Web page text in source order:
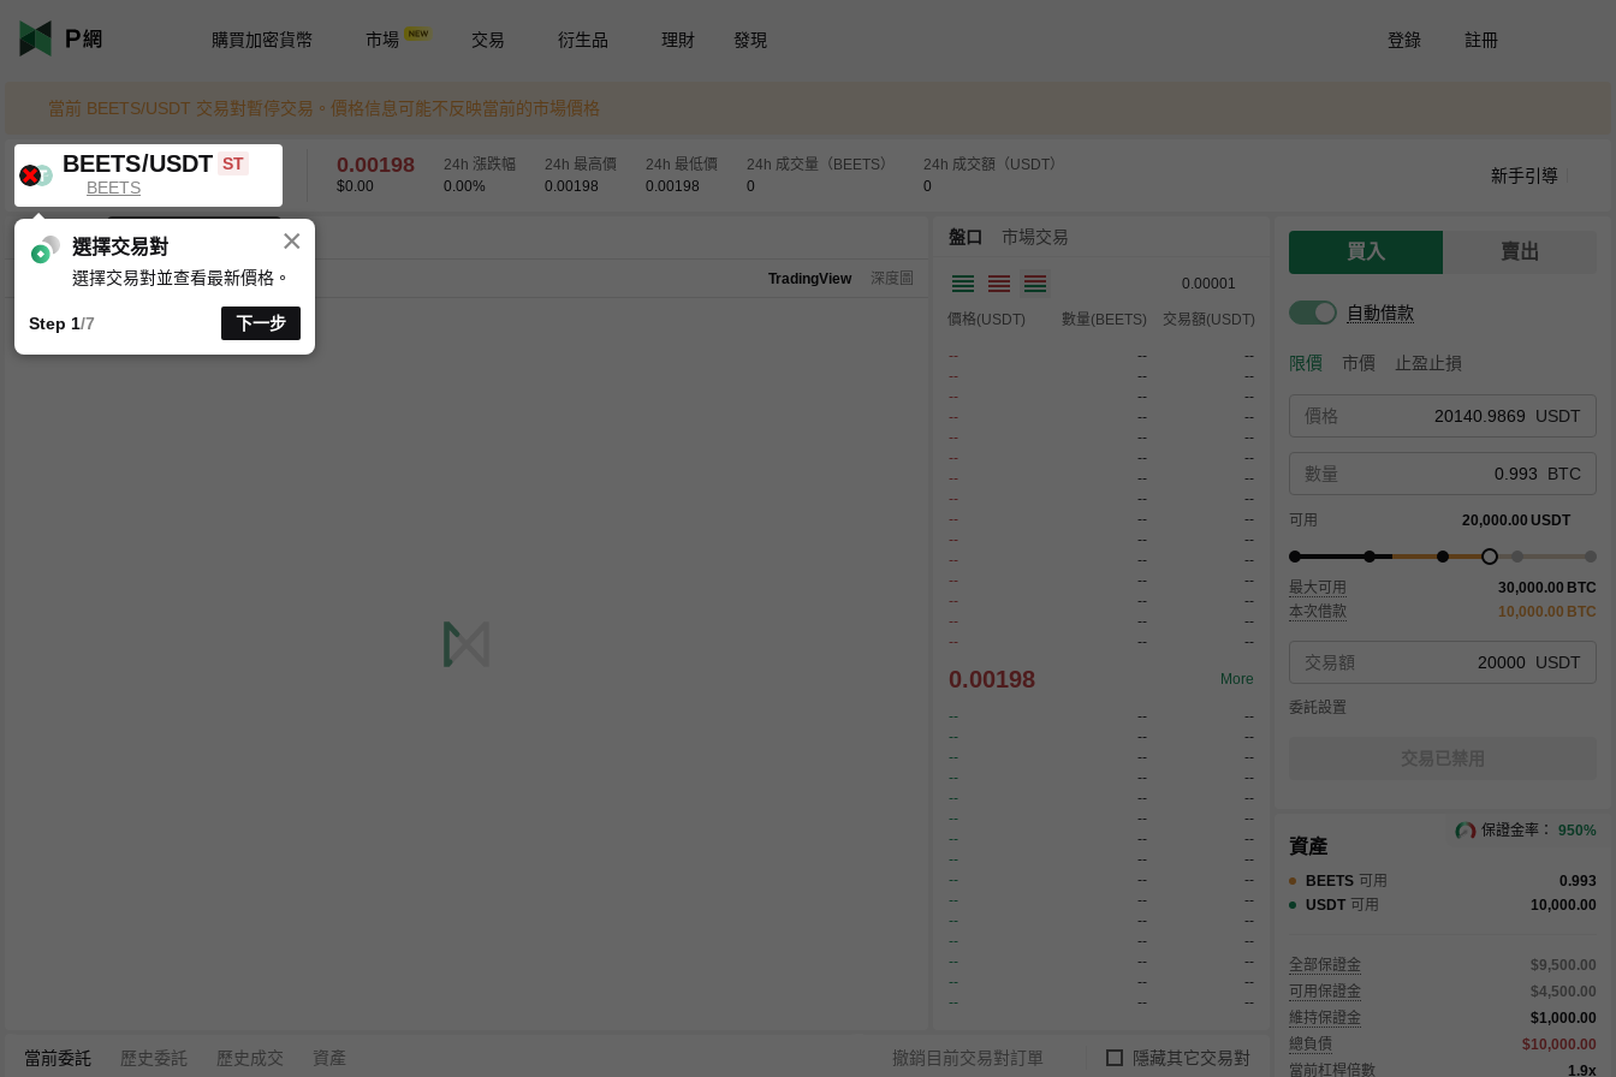
購買加密貨幣 市場 交易 衍生品 理財 發現 登錄 註冊
當前 BEETS/USDT 交易對暫停交易。價格信息可能不反映當前的市場價格
BEETS/USDT ST
BEETS
0.00198
$0.00
24h 漲跌幅
0.00%
24h 最高價
0.00198
24h 最低價
0.00198
24h 成交量（BEETS）
0
24h 成交額（USDT）
0
新手引導
BEETS/USDT 0.00% 0.00198
15 分1 時4 時1 天1 週 TradingView 深度圖
盤口 市場交易
0.00001
價格(USDT) 數量(BEETS) 交易額(USDT)
-- --
--
--
--
--
--
--
--
--
--
--
--
--
--
--
--
--
--
--
--
--
--
--
--
--
--
--
--
--
--
--
--
--
--
--
--
--
--
--
--
--
--
-- --
0.00198 More
-- --
--
--
--
--
--
--
--
--
--
--
--
--
--
--
--
--
--
--
--
--
--
--
--
--
--
--
--
--
--
--
--
--
--
--
--
--
--
--
--
--
--
-- --
當前委託 歷史委託 歷史成交 資產 撤銷目前交易對訂單 隱藏其它交易對
買入 賣出
自動借款
限價 市價 止盈止損
價格 USDT
數量 BTC
可用 20,000.00 USDT
最大可用 30,000.00 BTC
本次借款
10,000.00 BTC
交易額 USDT
委託設置
資產
BEETS 可用
0.993
USDT 可用 10,000.00
全部保證金
$9,500.00
可用保證金
$4,500.00
維持保證金
$1,000.00
總負債
$10,000.00
當前杠桿倍數
1.9x
保證金率： 950%
K 線時間週期支援自訂 ×
選擇交易對
選擇交易對並查看最新價格。
Step 1/7 下一步